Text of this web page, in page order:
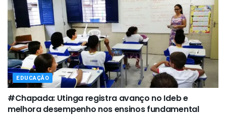
EDUCAÇÃO
#Chapada: Utinga registra avanço no Ideb e
melhora desempenho nos ensinos fundamental